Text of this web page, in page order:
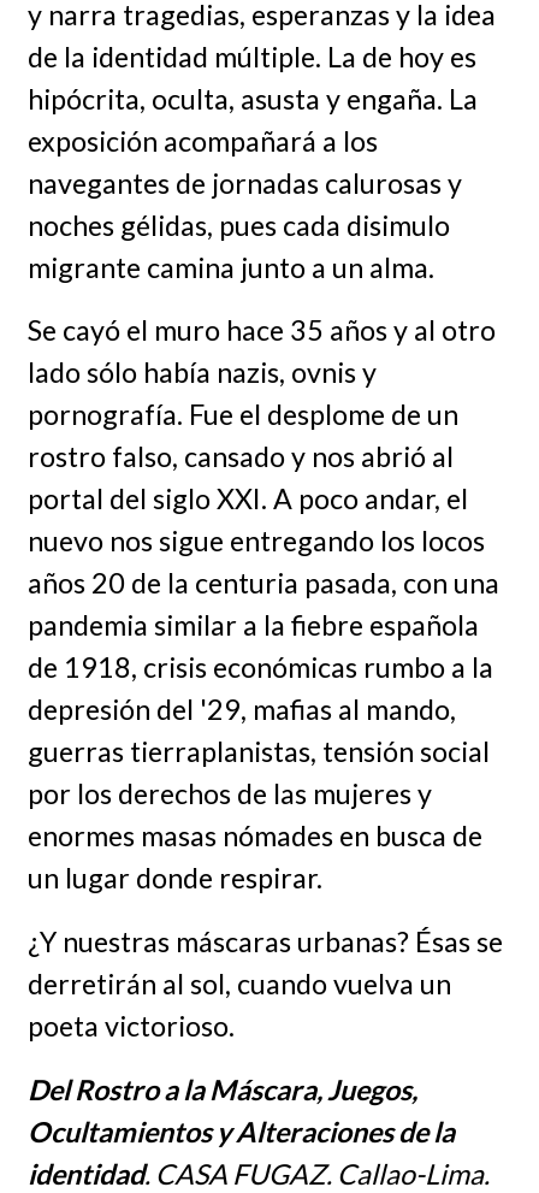
y narra tragedias, esperanzas y la idea
de la identidad múltiple. La de hoy es
hipócrita, oculta, asusta y engaña. La
exposición acompañará a los
navegantes de jornadas calurosas y
noches gélidas, pues cada disimulo
migrante camina junto a un alma.
Se cayó el muro hace 35 años y al otro
lado sólo había nazis, ovnis y
pornografía. Fue el desplome de un
rostro falso, cansado y nos abrió al
portal del siglo XXI. A poco andar, el
nuevo nos sigue entregando los locos
años 20 de la centuria pasada, con una
pandemia similar a la fiebre española
de 1918, crisis económicas rumbo a la
depresión del '29, mafias al mando,
guerras tierraplanistas, tensión social
por los derechos de las mujeres y
enormes masas nómades en busca de
un lugar donde respirar.
¿Y nuestras máscaras urbanas? Ésas se
derretirán al sol, cuando vuelva un
poeta victorioso.
Del Rostro a la Máscara, Juegos,
Ocultamientos y Alteraciones de la
identidad. CASA FUGAZ. Callao-Lima.